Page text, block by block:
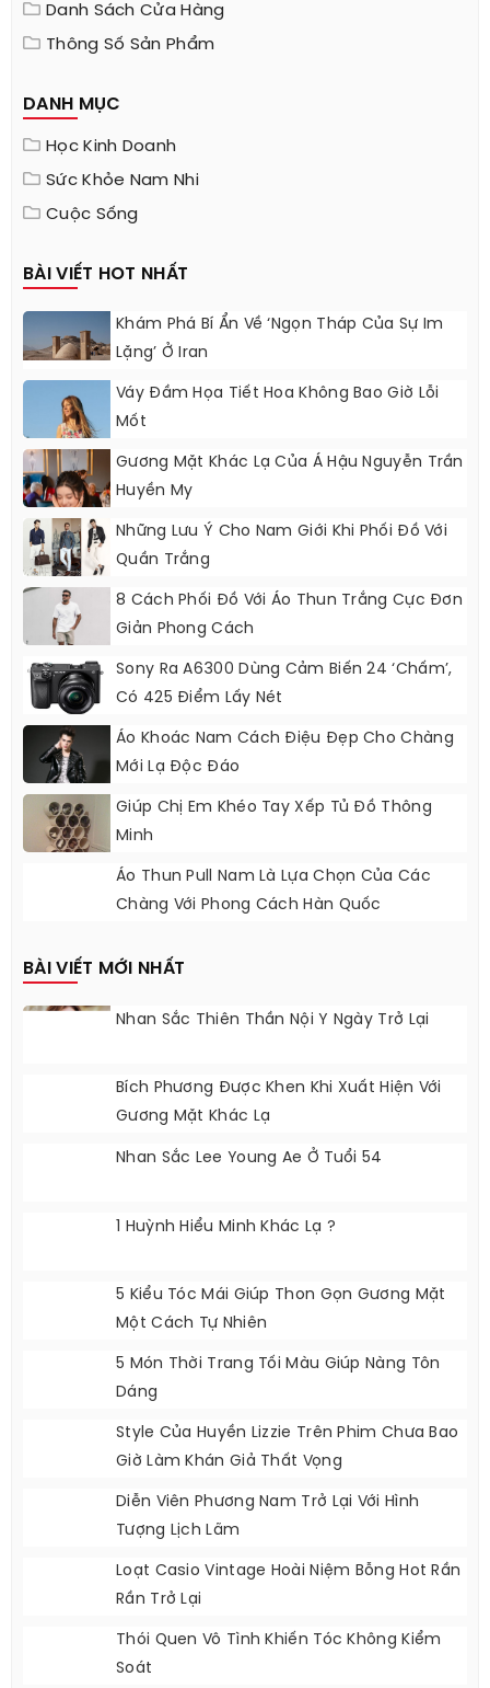
Danh Sách Cửa Hàng
Thông Số Sản Phẩm
DANH MỤC
Học Kinh Doanh
Sức Khỏe Nam Nhi
Cuộc Sống
BÀI VIẾT HOT NHẤT
Khám Phá Bí Ẩn Về ‘ngọn Tháp Của Sự Im
Lặng’ Ở Iran
Váy Đầm Họa Tiết Hoa Không Bao Giờ Lỗi
Mốt
Gương Mặt Khác Lạ Của Á Hậu Nguyễn Trần
Huyền My
Những Lưu Ý Cho Nam Giới Khi Phối Đồ Với
Quần Trắng
8 Cách Phối Đồ Với Áo Thun Trắng Cực Đơn
Giản Phong Cách
Sony Ra A6300 Dùng Cảm Biến 24 ‘chấm’,
Có 425 Điểm Lấy Nét
Áo Khoác Nam Cách Điệu Đẹp Cho Chàng
Mới Lạ Độc Đáo
Giúp Chị Em Khéo Tay Xếp Tủ Đồ Thông
Minh
Áo Thun Pull Nam Là Lựa Chọn Của Các
Chàng Với Phong Cách Hàn Quốc
BÀI VIẾT MỚI NHẤT
Nhan Sắc Thiên Thần Nội Y Ngày Trở Lại
Bích Phương Được Khen Khi Xuất Hiện Với
Gương Mặt Khác Lạ
Nhan Sắc Lee Young Ae Ở Tuổi 54
1 Huỳnh Hiểu Minh Khác Lạ ?
5 Kiểu Tóc Mái Giúp Thon Gọn Gương Mặt
Một Cách Tự Nhiên
5 Món Thời Trang Tối Màu Giúp Nàng Tôn
Dáng
Style Của Huyền Lizzie Trên Phim Chưa Bao
Giờ Làm Khán Giả Thất Vọng
Diễn Viên Phương Nam Trở Lại Với Hình
Tượng Lịch Lãm
Loạt Casio Vintage Hoài Niệm Bỗng Hot Rần
Rần Trở Lại
Thói Quen Vô Tình Khiến Tóc Không Kiểm
Soát